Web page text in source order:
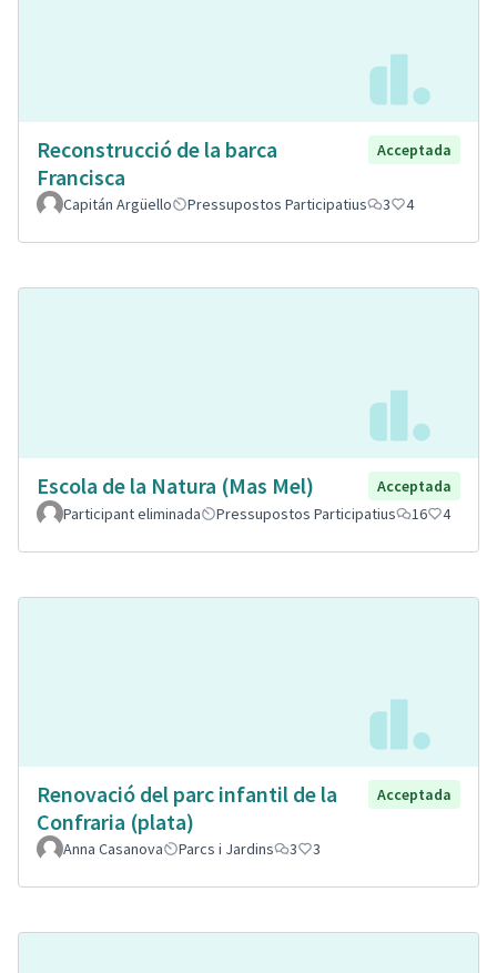
Reconstrucció de la barca
Francisca
Acceptada
Capitán Argüello Pressupostos Participatius 3 4
Escola de la Natura (Mas Mel)
Acceptada
Participant eliminada
Pressupostos Participatius 16 4
Renovació del parc infantil de la
Confraria (plata)
Acceptada
Anna Casanova Parcs i Jardins 3 3